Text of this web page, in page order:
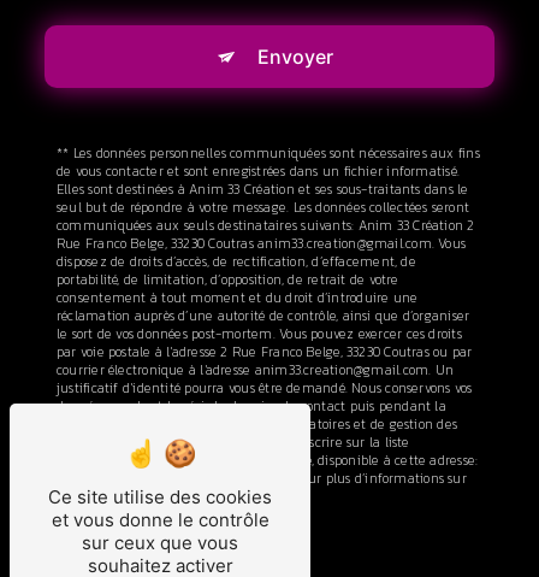
Envoyer
** Les données personnelles communiquées sont nécessaires aux fins
de vous contacter et sont enregistrées dans un fichier informatisé.
Elles sont destinées à Anim 33 Création et ses sous-traitants dans le
seul but de répondre à votre message. Les données collectées seront
communiquées aux seuls destinataires suivants: Anim 33 Création 2
Rue Franco Belge, 33230 Coutras anim33.creation@gmail.com. Vous
disposez de droits d’accès, de rectification, d’effacement, de
portabilité, de limitation, d’opposition, de retrait de votre
consentement à tout moment et du droit d’introduire une
réclamation auprès d’une autorité de contrôle, ainsi que d’organiser
le sort de vos données post-mortem. Vous pouvez exercer ces droits
par voie postale à l'adresse 2 Rue Franco Belge, 33230 Coutras ou par
courrier électronique à l'adresse anim33.creation@gmail.com. Un
justificatif d'identité pourra vous être demandé. Nous conservons vos
données pendant la période de prise de contact puis pendant la
durée de prescription légale aux fins probatoires et de gestion des
contentieux. Vous avez le droit de vous inscrire sur la liste
d'opposition au démarchage téléphonique, disponible à cette adresse:
. Consultez le site cnil.fr pour plus d’informations sur
vos droits.
Ce site utilise des cookies
et vous donne le contrôle
sur ceux que vous
souhaitez activer